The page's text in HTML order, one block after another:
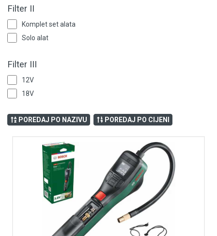
Videonadzor
Vijčana roba
Filter II
Komplet set alata
Solo alat
Filter III
12V
18V
POREDAJ PO NAZIVU POREDAJ PO CIJENI